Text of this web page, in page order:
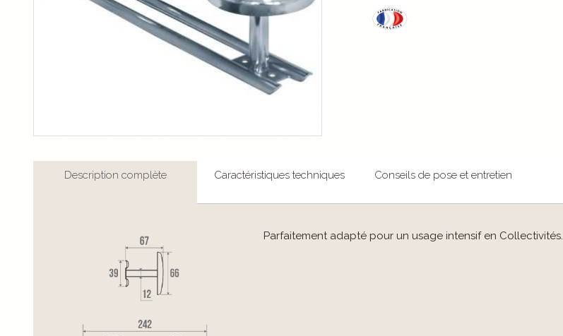
Description complète Caractéristiques techniques Conseils de pose et entretien
Parfaitement adapté pour un usage intensif en Collectivités.